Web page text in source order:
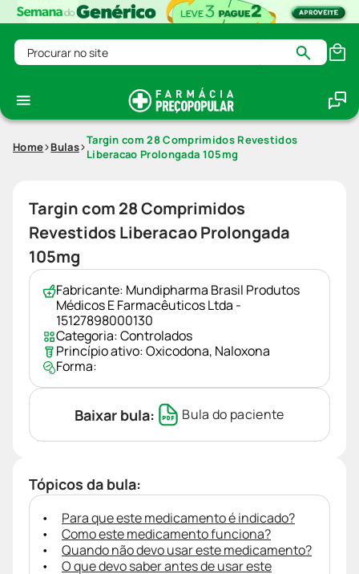
Procurar no site
Home Bulas Targin com 28 Comprimidos Revestidos
Liberacao Prolongada 105mg
Targin com 28 Comprimidos
Revestidos Liberacao Prolongada
105mg
Fabricante: Mundipharma Brasil Produtos
Médicos E Farmacêuticos Ltda -
15127898000130
Categoria:Controlados
Princípio ativo:Oxicodona, Naloxona
Forma:
Baixar bula: Bula do paciente
Tópicos da bula:
Para que este medicamento é indicado?
Como este medicamento funciona?
Quando não devo usar este medicamento?
O que devo saber antes de usar este